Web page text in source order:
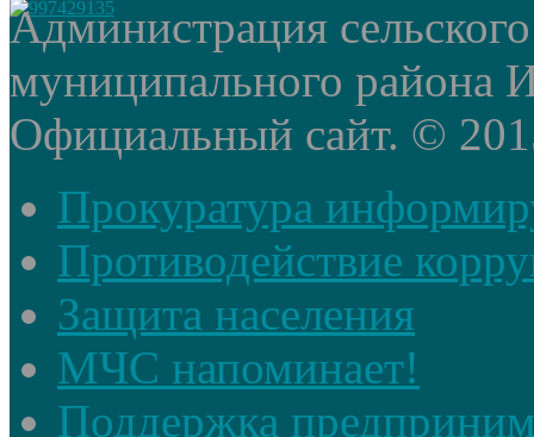
Администрация
муниципального района
Официальный сайт. ©
Прокуратура
Противодействие
Защита населения
МЧС напоминает!
Поддержка